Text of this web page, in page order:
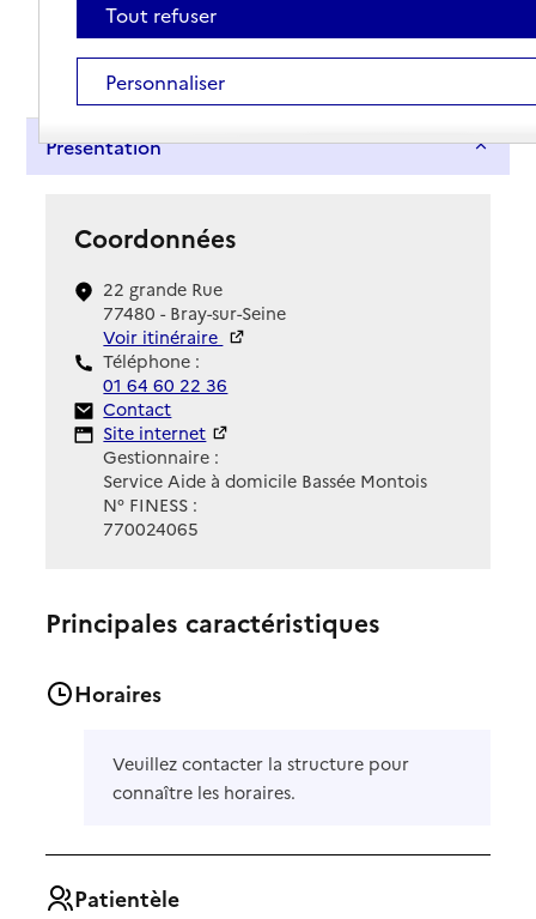
Tout déplier
Présentation
Coordonnées
22 grande Rue
77480 - Bray-sur-Seine
Voir itinéraire
Téléphone :
01 64 60 22 36
Contact
Contact
Site Internet
Site internet
Gestionnaire :
Service Aide à domicile Bassée Montois
N° FINESS :
770024065
Principales caractéristiques
Horaires
Veuillez contacter la structure pour
connaître les horaires.
Patientèle
Tout refuser
Personnaliser